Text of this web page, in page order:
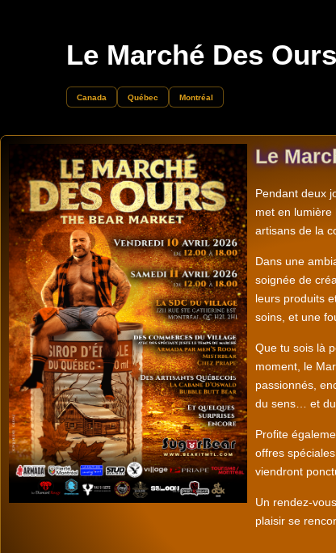
Le Marché Des Ours
Canada Québec Montréal
Le
Pendant deux
met en
artisans de la
Dans une
soignée de
leurs produits
soins, et une
Que tu sois là
moment, le
passionnés,
du sens… et du
Profite
offres
viendront
Un rendez-
plaisir se